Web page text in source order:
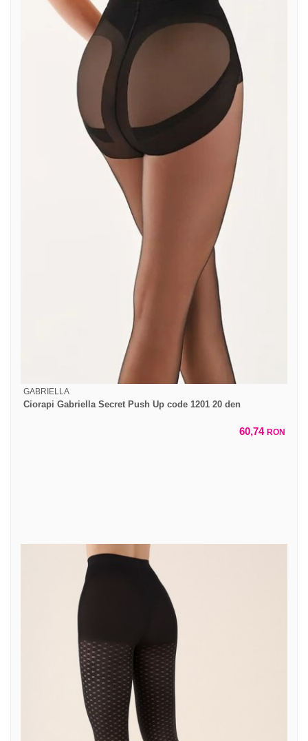
GABRIELLA
Ciorapi Gabriella Secret Push Up code 1201 20 den
60,74 RON